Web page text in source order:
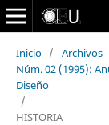
Inicio / Archivos
Núm. 02 (1995):
Diseño
/
HISTORIA